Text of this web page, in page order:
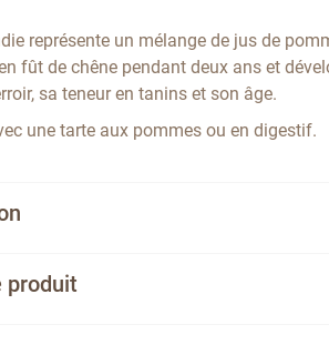
représente un mélange de jus de
fût de chêne pendant deux ans et
sa teneur en tanins et son âge.
une tarte aux pommes ou en digestif.
produit